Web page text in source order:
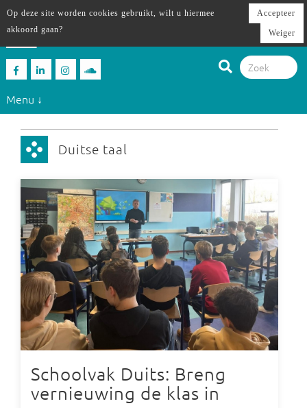
Menu ↓
Duitse taal
Schoolvak Duits: Breng
vernieuwing de klas in
Op deze site worden cookies gebruikt, wilt u hiermee
akkoord gaan?
Accepteer
Weiger